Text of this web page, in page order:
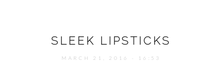
SLEEK LIPSTICKS
MARCH 21, 2016 - 16:53